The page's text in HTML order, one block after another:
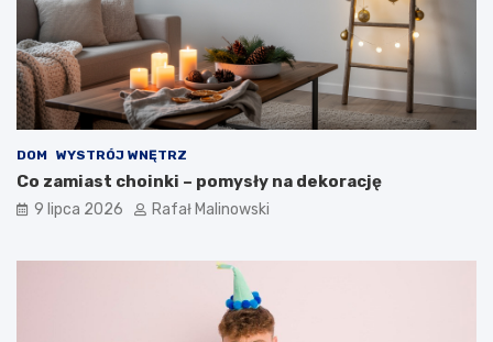
DOM WYSTRÓJ WNĘTRZ
Co zamiast choinki – pomysły na dekorację
9 lipca 2026 Rafał Malinowski